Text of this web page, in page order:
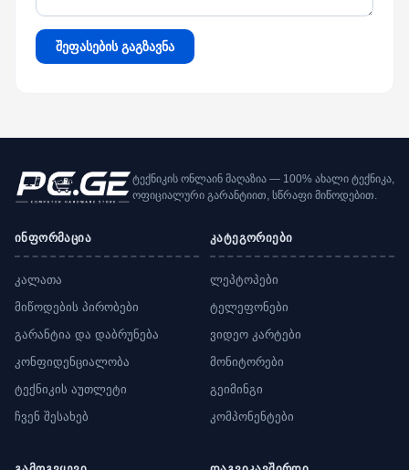
შეფასების გაგზავნა
ტექნიკის ონლაინ მაღაზია — 100% ახალი ტექნიკა,
ოფიციალური გარანტიით, სწრაფი მიწოდებით.
ინფორმაცია
კალათა
მიწოდების პირობები
გარანტია და დაბრუნება
კონფიდენციალობა
ტექნიკის აუთლეტი
ჩვენ შესახებ
კატეგორიები
ლეპტოპები
ტელეფონები
ვიდეო კარტები
მონიტორები
გეიმინგი
კომპონენტები